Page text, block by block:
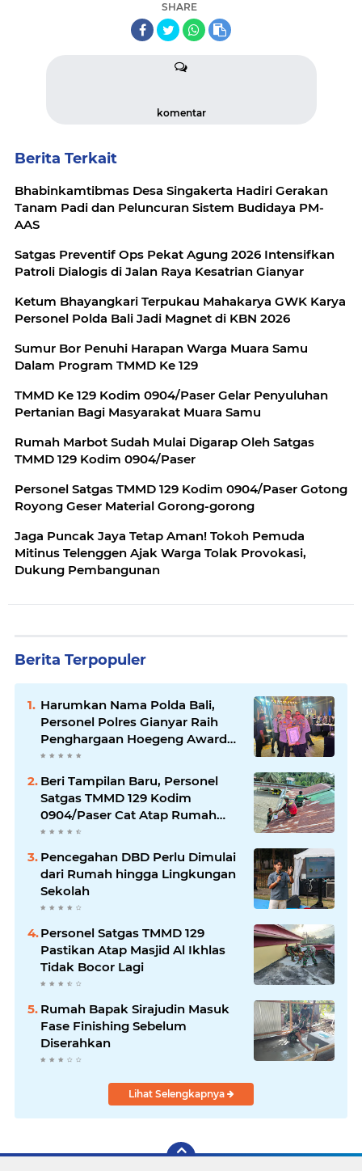
SHARE
komentar
Berita Terkait
Bhabinkamtibmas Desa Singakerta Hadiri Gerakan
Tanam Padi dan Peluncuran Sistem Budidaya PM-
AAS
Satgas Preventif Ops Pekat Agung 2026 Intensifkan
Patroli Dialogis di Jalan Raya Kesatrian Gianyar
Ketum Bhayangkari Terpukau Mahakarya GWK Karya
Personel Polda Bali Jadi Magnet di KBN 2026
Sumur Bor Penuhi Harapan Warga Muara Samu
Dalam Program TMMD Ke 129
TMMD Ke 129 Kodim 0904/Paser Gelar Penyuluhan
Pertanian Bagi Masyarakat Muara Samu
Rumah Marbot Sudah Mulai Digarap Oleh Satgas
TMMD 129 Kodim 0904/Paser
Personel Satgas TMMD 129 Kodim 0904/Paser Gotong
Royong Geser Material Gorong-gorong
Jaga Puncak Jaya Tetap Aman! Tokoh Pemuda
Mitinus Telenggen Ajak Warga Tolak Provokasi,
Dukung Pembangunan
Berita Terpopuler
Harumkan Nama Polda Bali,
Personel Polres Gianyar Raih
Penghargaan Hoegeng Awards
2026
Beri Tampilan Baru, Personel
Satgas TMMD 129 Kodim
0904/Paser Cat Atap Rumah
Marbot
Pencegahan DBD Perlu Dimulai
dari Rumah hingga Lingkungan
Sekolah
Personel Satgas TMMD 129
Pastikan Atap Masjid Al Ikhlas
Tidak Bocor Lagi
Rumah Bapak Sirajudin Masuk
Fase Finishing Sebelum
Diserahkan
Lihat Selengkapnya